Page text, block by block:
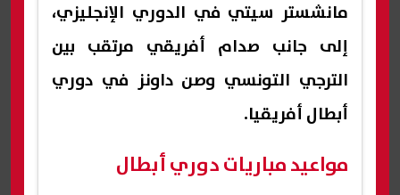
مانشستر سيتي في الدوري الإنجليزي،
إلى جانب صدام أفريقي مرتقب بين
الترجي التونسي وصن داونز في دوري
أبطال أفريقيا.
مواعيد مباريات دوري أبطال